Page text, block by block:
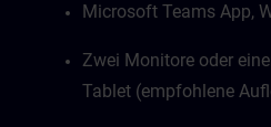
Microsoft Teams App,
Zwei Monitore oder
Tablet (empfohlene